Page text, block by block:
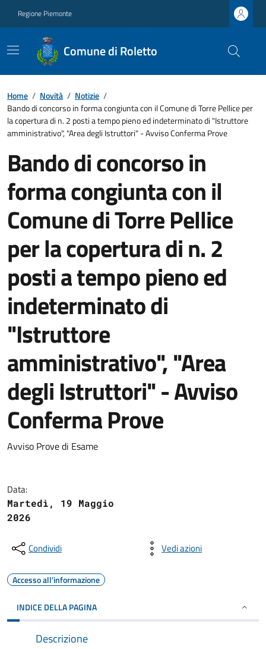
Regione Piemonte
Comune di Roletto
Home / Novità / Notizie /
Bando di concorso in forma congiunta con il Comune di Torre Pellice per
la copertura di n. 2 posti a tempo pieno ed indeterminato di "Istruttore
amministrativo", "Area degli Istruttori" - Avviso Conferma Prove
Bando di concorso in
forma congiunta con il
Comune di Torre Pellice
per la copertura di n. 2
posti a tempo pieno ed
indeterminato di
"Istruttore
amministrativo", "Area
degli Istruttori" - Avviso
Conferma Prove
Avviso Prove di Esame
Data:
Martedì, 19 Maggio
2026
Condividi Vedi azioni
Accesso all'informazione
INDICE DELLA PAGINA
Descrizione